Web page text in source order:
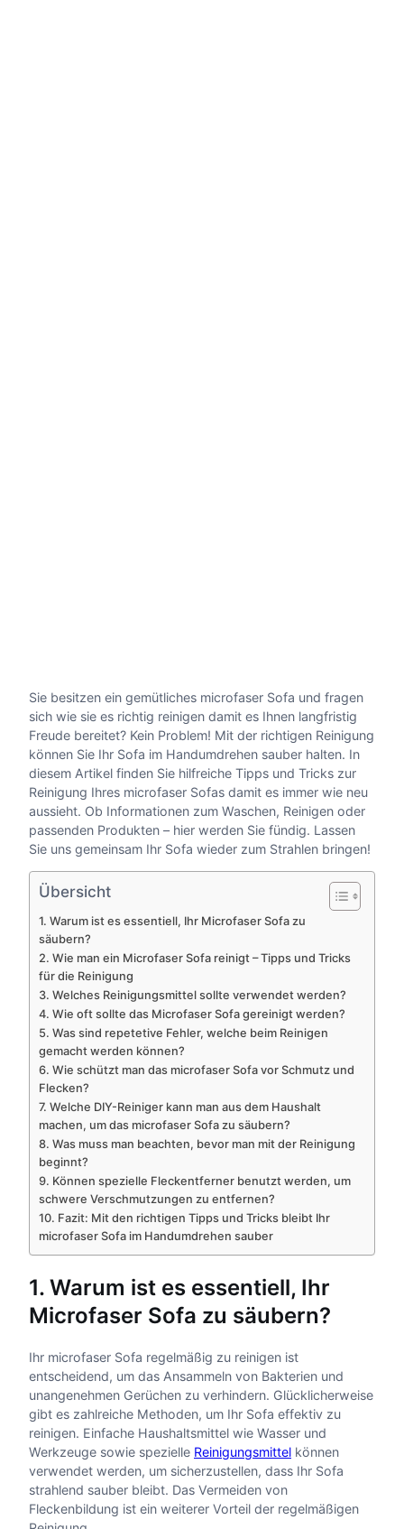
Sie besitzen ein gemütliches microfaser Sofa und fragen
sich wie sie es richtig reinigen damit es Ihnen langfristig
Freude bereitet? Kein Problem! Mit der richtigen Reinigung
können Sie Ihr Sofa im Handumdrehen sauber halten. In
diesem Artikel finden Sie hilfreiche Tipps und Tricks zur
Reinigung Ihres microfaser Sofas damit es immer wie neu
aussieht. Ob Informationen zum Waschen, Reinigen oder
passenden Produkten – hier werden Sie fündig. Lassen
Sie uns gemeinsam Ihr Sofa wieder zum Strahlen bringen!
Übersicht
1. Warum ist es essentiell, Ihr Microfaser Sofa zu
säubern?
2. Wie man ein Microfaser Sofa reinigt – Tipps und Tricks
für die Reinigung
3. Welches Reinigungsmittel sollte verwendet werden?
4. Wie oft sollte das Microfaser Sofa gereinigt werden?
5. Was sind repetetive Fehler, welche beim Reinigen
gemacht werden können?
6. Wie schützt man das microfaser Sofa vor Schmutz und
Flecken?
7. Welche DIY-Reiniger kann man aus dem Haushalt
machen, um das microfaser Sofa zu säubern?
8. Was muss man beachten, bevor man mit der Reinigung
beginnt?
9. Können spezielle Fleckentferner benutzt werden, um
schwere Verschmutzungen zu entfernen?
10. Fazit: Mit den richtigen Tipps und Tricks bleibt Ihr
microfaser Sofa im Handumdrehen sauber
1. Warum ist es essentiell, Ihr
Microfaser Sofa zu säubern?
Ihr microfaser Sofa regelmäßig zu reinigen ist
entscheidend, um das Ansammeln von Bakterien und
unangenehmen Gerüchen zu verhindern. Glücklicherweise
gibt es zahlreiche Methoden, um Ihr Sofa effektiv zu
reinigen. Einfache Haushaltsmittel wie Wasser und
Werkzeuge sowie spezielle Reinigungsmittel können
verwendet werden, um sicherzustellen, dass Ihr Sofa
strahlend sauber bleibt. Das Vermeiden von
Fleckenbildung ist ein weiterer Vorteil der regelmäßigen